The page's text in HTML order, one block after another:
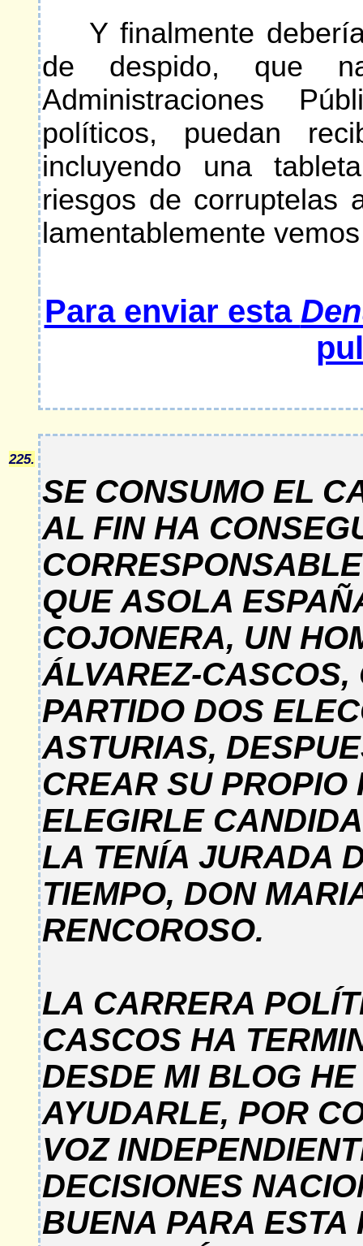
Y finalmente debería
de despido, que
Administraciones
políticos, puedan
incluyendo una
riesgos de corruptelas
lamentablemente
Para enviar esta
225.
SE CONSUMO EL
AL FIN HA
QUE ASOLA
COJONERA, UN
ÁLVAREZ-
PARTIDO DOS
ASTURIAS,
CREAR SU PROPIO
ELEGIRLE
LA TENÍA JURADA
TIEMPO, DON
RENCOROSO.
LA CARRERA
CASCOS HA
DESDE MI BLOG
AYUDARLE, POR
VOZ
DECISIONES
BUENA PARA ESTA